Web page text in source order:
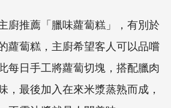
廚推薦「臘味蘿蔔糕」，有別於
蘿蔔糕，主廚希望客人可以品嚐
每日手工將蘿蔔切塊，搭配臘肉
，最後加入在來米漿蒸熟而成，